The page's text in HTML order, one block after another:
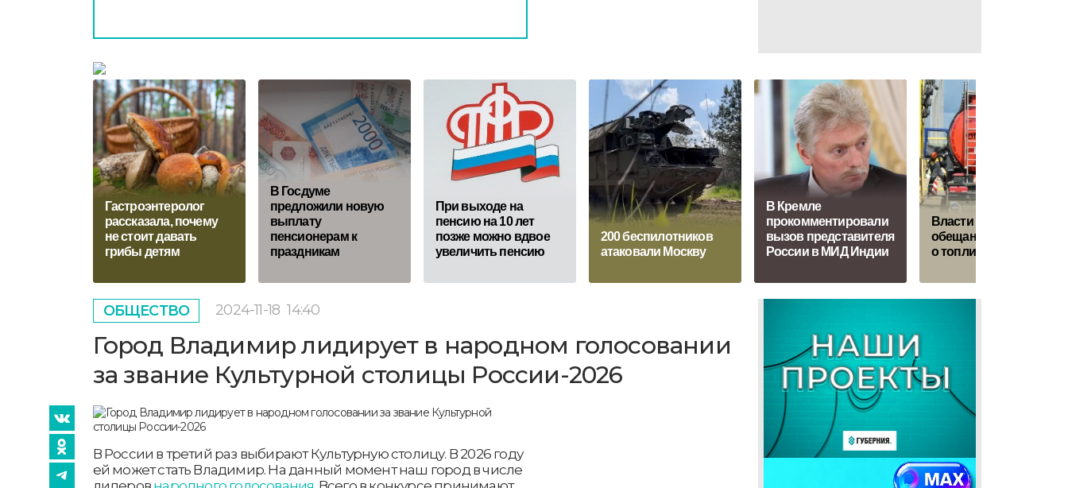
Гастроэнтеролог
рассказала, почему
не стоит давать
грибы детям
В Госдуме
предложили новую
выплату
пенсионерам к
праздникам
При выходе на
пенсию на 10 лет
позже можно вдвое
увеличить пенсию
200 беспилотников
атаковали Москву
В Кремле
прокомментировали
вызов представителя
России в МИД Индии
Власти дали
обещание водителям
о топливе
ОБЩЕСТВО 2024-11-18 14:40
Город Владимир лидирует в народном голосовании
за звание Культурной столицы России-2026
В России в третий раз выбирают Культурную столицу. В 2026 году
ей может стать Владимир. На данный момент наш город в числе